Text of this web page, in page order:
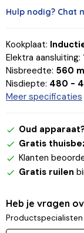
Hulp nodig? Chat
Kookplaat:
Elektra aansluiting:
Nisbreedte: 560
Nisdiepte: 480 -
Meer specificaties
Oud
Gratis
Klanten
Gratis ruilen
Heb je vragen